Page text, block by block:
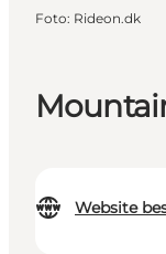
Website
Foto: Rideon.dk